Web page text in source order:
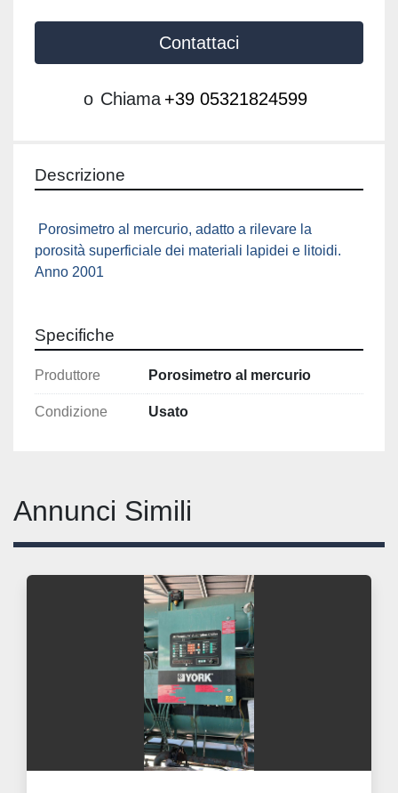
Contattaci
o Chiama +39 05321824599
Descrizione
porosità superficiale dei materiali lapidei e litoidi.
Anno 2001
Specifiche
Produttore Porosimetro al mercurio
Condizione Usato
Annunci Simili